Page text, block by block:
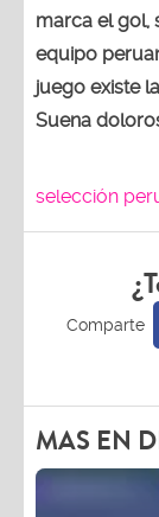
marca el gol,
equipo
juego existe
Suena
selección
MAS EN